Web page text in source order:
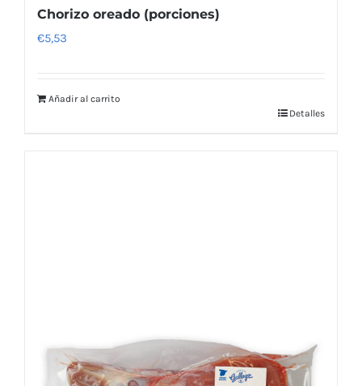
Chorizo oreado (porciones)
€5,53
Añadir al carrito
Detalles